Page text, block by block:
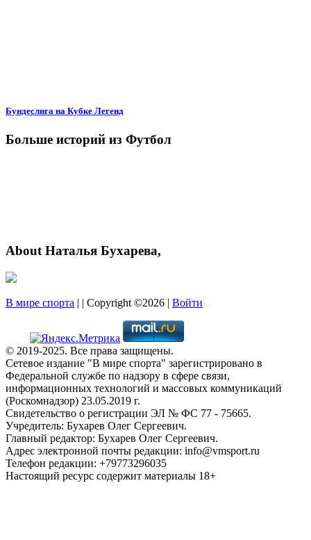
Бундеслига на Кубке Легенд
Больше историй из Футбол
About Наталья Бухарева,
В мире спорта | | Copyright ©2026 | Войти
© 2019-2025. Все права защищены.
Сетевое издание "В мире спорта" зарегистрировано в
Федеральной службе по надзору в сфере связи,
информационных технологий и массовых коммуникаций
(Роскомнадзор) 23.05.2019 г.
Свидетельство о регистрации ЭЛ № ФС 77 - 75665.
Учредитель: Бухарев Олег Сергеевич.
Главный редактор: Бухарев Олег Сергеевич.
Адрес электронной почты редакции: info@vmsport.ru
Телефон редакции: +79773296035
Настоящий ресурс содержит материалы 18+